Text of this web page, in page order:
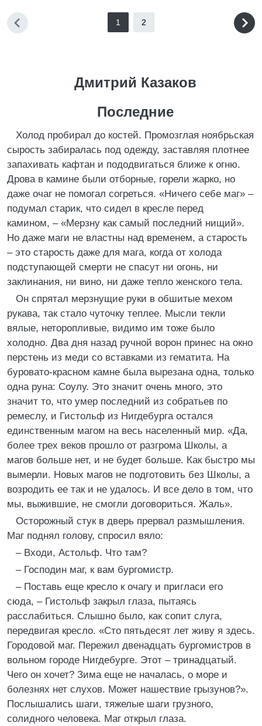
1 2
Дмитрий Казаков
Последние
Холод пробирал до костей. Промозглая ноябрьская
сырость забиралась под одежду, заставляя плотнее
запахивать кафтан и пододвигаться ближе к огню.
Дрова в камине были отборные, горели жарко, но
даже очаг не помогал согреться. «Ничего себе маг» –
подумал старик, что сидел в кресле перед
камином, – «Мерзну как самый последний нищий».
Но даже маги не властны над временем, а старость
– это старость даже для мага, когда от холода
подступающей смерти не спасут ни огонь, ни
заклинания, ни вино, ни даже тепло женского тела.
Он спрятал мерзнущие руки в обшитые мехом
рукава, так стало чуточку теплее. Мысли текли
вялые, неторопливые, видимо им тоже было
холодно. Два дня назад ручной ворон принес на окно
перстень из меди со вставками из гематита. На
буровато-красном камне была вырезана одна, только
одна руна: Соулу. Это значит очень много, это
значит то, что умер последний из собратьев по
ремеслу, и Гистольф из Нигдебурга остался
единственным магом на весь населенный мир. «Да,
более трех веков прошло от разгрома Школы, а
магов больше нет, и не будет больше. Как быстро мы
вымерли. Новых магов не подготовить без Школы, а
возродить ее так и не удалось. И все дело в том, что
мы, выжившие, не смогли договориться. Жаль».
Осторожный стук в дверь прервал размышления.
Маг поднял голову, спросил вяло:
– Входи, Астольф. Что там?
– Господин маг, к вам бургомистр.
– Поставь еще кресло к очагу и пригласи его
сюда, – Гистольф закрыл глаза, пытаясь
расслабиться. Слышно было, как сопит слуга,
передвигая кресло. «Сто пятьдесят лет живу я здесь.
Городовой маг. Пережил двенадцать бургомистров в
вольном городе Нигдебурге. Этот – тринадцатый.
Чего он хочет? Зима еще не началась, о море и
болезнях нет слухов. Может нашествие грызунов?».
Послышались шаги, тяжелые шаги грузного,
солидного человека. Маг открыл глаза.